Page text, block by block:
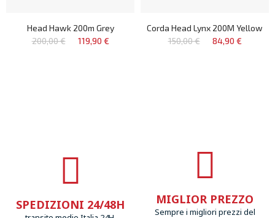
Head Hawk 200m Grey
200,00 €
119,90 €
Corda Head Lynx 200M Yellow
150,00 €
84,90 €
SPEDIZIONI 24/48H MIGLIOR PREZZO
Sempre i migliori prezzi del